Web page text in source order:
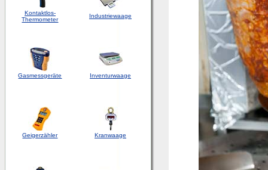
Kontaktlos-
Thermometer
Industriewaage
Gasmessgeräte Inventurwaage
Geigerzähler Kranwaage